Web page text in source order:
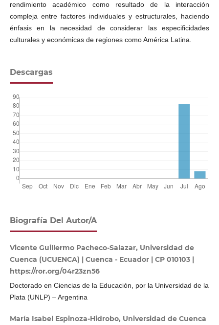
rendimiento académico como resultado de la interacción
compleja entre factores individuales y estructurales, haciendo
énfasis en la necesidad de considerar las especificidades
culturales y económicas de regiones como América Latina.
Descargas
Biografía Del Autor/a
Vicente Guillermo Pacheco-Salazar, Universidad de
Cuenca (UCUENCA) | Cuenca - Ecuador | CP 010103 |
https://ror.org/04r23zn56
Doctorado en Ciencias de la Educación, por la Universidad de la
Plata (UNLP) – Argentina
María Isabel Espinoza-Hidrobo, Universidad de Cuenca